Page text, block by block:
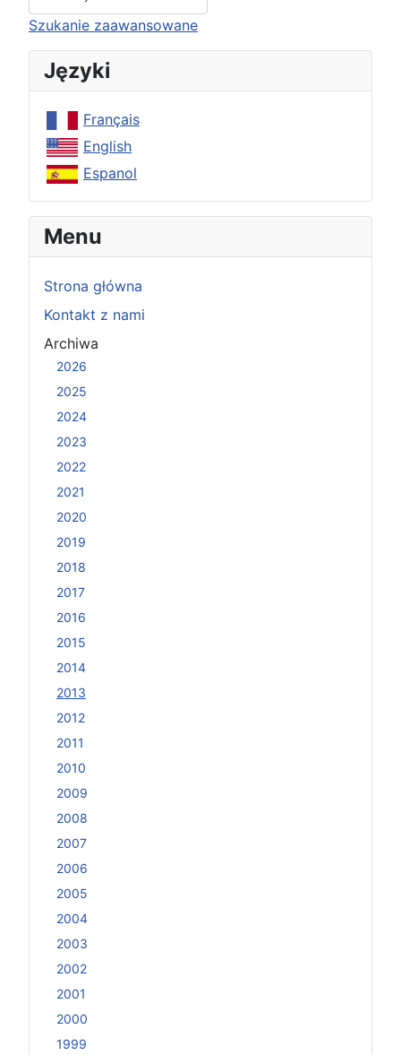
Type 2 or more characters for results.
Szukanie zaawansowane
Języki
Français
English
Espanol
Menu
Strona główna
Kontakt z nami
Archiwa
2026
2025
2024
2023
2022
2021
2020
2019
2018
2017
2016
2015
2014
2013
2012
2011
2010
2009
2008
2007
2006
2005
2004
2003
2002
2001
2000
1999